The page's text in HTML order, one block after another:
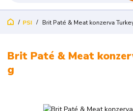
PSI Brit Paté & Meat konzerva
Brit Paté & Meat
g